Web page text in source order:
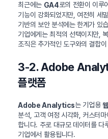
최근에는 GA4로의 전환이 이루
기능이 강화되었지만, 여전히 세
기반의 보안 분석에는 한계가 있
기업에게는 최적의 선택이지만,
조직은 추가적인 도구와의 결합
3-2. Adobe
플랫폼
Adobe Analytics는 기업용
분석, 고객 여정 시각화, 커스터
합니다. 주로 대규모 데이터를 다
기업에서 활용됩니다.